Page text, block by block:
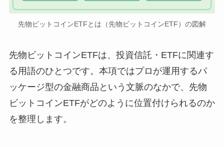
先物ビットコインETFとは（先物ビットコインETF）の図解
先物ビットコインETFは、投資信託・ETFに関連す
る用語のひとつです。本項ではプロが運用するパ
ッケージ型の金融商品という文脈のなかで、先物
ビットコインETFがどのように位置付けられるのか
を整理します。